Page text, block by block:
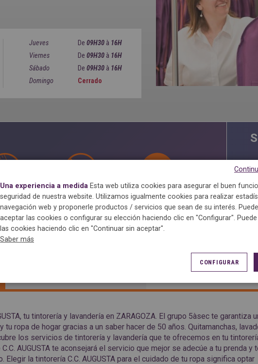
Jueves De 09H30 à 16H
Viernes
De 09H30 à 16H
Sábado
De 09H30 à 16H
Domingo
Cerrado
Antiácaros Almidonado Maxima
tu tintorería y lavandería en ZARAGOZA. El grupo 5àsec te garantiza
ropa de hogar gracias a un saber hacer de 50 años. Quitamanchas,
los servicios de tintorería y lavandería que te ofrecemos en tu
C.C. AUGUSTA te aconsejará el servicio que mejor se adecúe a tu prenda y
la tintorería C.C. AUGUSTA para el cuidado de tu ropa significa optar
Una experiencia a medida Esta web utiliza cookies para asegurar el buen
seguridad de nuestra website. Utilizamos igualmente cookies para realizar
navegación web y proponerle productos / servicios que sean de su interés.
aceptar las cookies o configurar su elección haciendo clic en "Configurar".
las cookies haciendo clic en "Continuar sin aceptar".
Saber más
CONFIGURAR